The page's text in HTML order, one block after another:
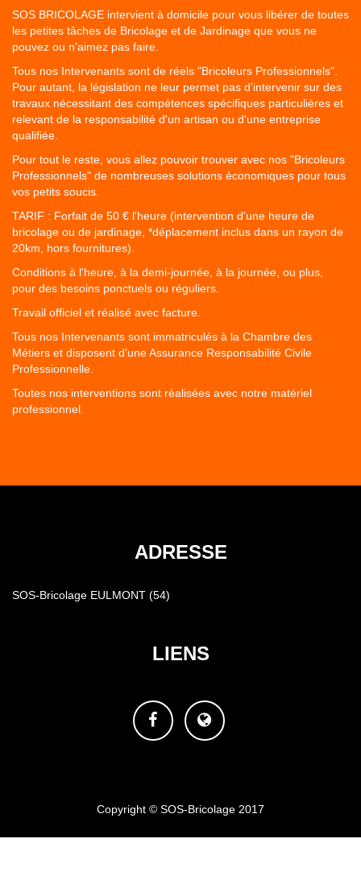
SOS BRICOLAGE intervient à domicile pour vous libérer de toutes
les petites tâches de Bricolage et de Jardinage que vous ne
pouvez ou n'aimez pas faire.
Tous nos Intervenants sont de réels "Bricoleurs Professionnels".
Pour autant, la législation ne leur permet pas d'intervenir sur des
travaux nécessitant des compétences spécifiques particulières et
relevant de la responsabilité d'un artisan ou d'une entreprise
qualifiée.
Pour tout le reste, vous allez pouvoir trouver avec nos "Bricoleurs
Professionnels" de nombreuses solutions économiques pour tous
vos petits soucis.
TARIF : Forfait de 50 € l'heure (intervention d'une heure de
bricolage ou de jardinage, *déplacement inclus dans un rayon de
20km, hors fournitures).
Conditions à l'heure, à la demi-journée, à la journée, ou plus,
pour des besoins ponctuels ou réguliers.
Travail officiel et réalisé avec facture.
Tous nos Intervenants sont immatriculés à la Chambre des
Métiers et disposent d'une Assurance Responsabilité Civile
Professionnelle.
Toutes nos interventions sont réalisées avec notre matériel
professionnel.
ADRESSE
SOS-Bricolage EULMONT (54)
LIENS
Facebook
Site
Copyright © SOS-Bricolage 2017